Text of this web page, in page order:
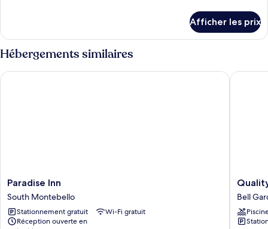
chambre :
Queen
Room
with
Queen
Room
with
Two
Queen
Afficher les prix
Hébergements similaires
Paradise
Inn
South
Montebello
Paradise Inn
South Montebello
Stationnement gratuit
Wi-Fi gratuit
Réception ouverte en
Paradise Inn
Quality
Inn
&
Suites
Bell
Bell
Quality